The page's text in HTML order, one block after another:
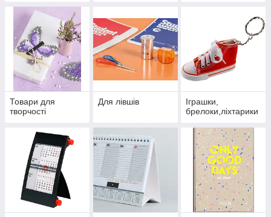
текстильні стрічки.
Товари для
творчості
Для лівшів
Іграшки,
брелоки,ліхтарики